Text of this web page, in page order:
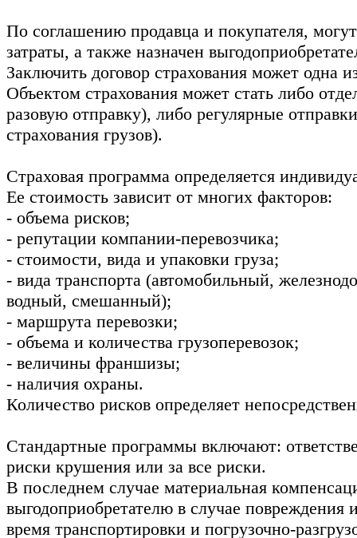
По соглашению продавца и покупателя,
затраты, а также назначен
Заключить договор страхования может одна
Объектом страхования может стать либо
разовую отправку), либо регулярные
страхования грузов).
Страховая программа определяется
Ее стоимость зависит от многих факторов:
- объема рисков;
- репутации компании-перевозчика;
- стоимости, вида и упаковки груза;
- вида транспорта (автомобильный,
водный, смешанный);
- маршрута перевозки;
- объема и количества грузоперевозок;
- величины франшизы;
- наличия охраны.
Количество рисков определяет
Стандартные программы включают:
риски крушения или за все риски.
В последнем случае материальная
выгодоприобретателю в случае повреждения
время транспортировки и погрузочно-